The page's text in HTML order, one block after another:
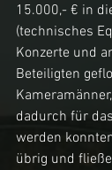
15.000,- € in
(technisches
Konzerte und
Beteiligten
dadurch für
werden
übrig und